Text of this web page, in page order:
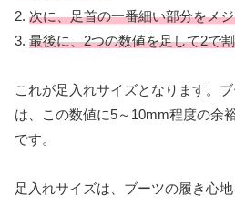
2. 次に、足首の一番細い部分をメ
3. 最後に、2つの数値を足して2で
これが足入れサイズとなります。
は、この数値に5～10mm程度の余
です。
足入れサイズは、ブーツの履き心